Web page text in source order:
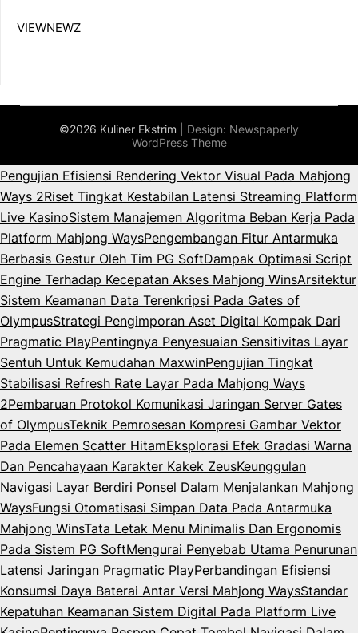
VIEWNEWZ
©2026 Kuliner Ekstrim | Design: Newspaperly
WordPress Theme
Pengujian Efisiensi Rendering Vektor Visual Pada Mahjong
Ways 2Riset Tingkat Kestabilan Latensi Streaming Platform
Live KasinoSistem Manajemen Algoritma Beban Kerja Pada
Platform Mahjong WaysPengembangan Fitur Antarmuka
Berbasis Gestur Oleh Tim PG SoftDampak Optimasi Script
Engine Terhadap Kecepatan Akses Mahjong WinsArsitektur
Sistem Keamanan Data Terenkripsi Pada Gates of
OlympusStrategi Pengimporan Aset Digital Kompak Dari
Pragmatic PlayPentingnya Penyesuaian Sensitivitas Layar
Sentuh Untuk Kemudahan MaxwinPengujian Tingkat
Stabilisasi Refresh Rate Layar Pada Mahjong Ways
2Pembaruan Protokol Komunikasi Jaringan Server Gates
of OlympusTeknik Pemrosesan Kompresi Gambar Vektor
Pada Elemen Scatter HitamEksplorasi Efek Gradasi Warna
Dan Pencahayaan Karakter Kakek ZeusKeunggulan
Navigasi Layar Berdiri Ponsel Dalam Menjalankan Mahjong
WaysFungsi Otomatisasi Simpan Data Pada Antarmuka
Mahjong WinsTata Letak Menu Minimalis Dan Ergonomis
Pada Sistem PG SoftMengurai Penyebab Utama Penurunan
Latensi Jaringan Pragmatic PlayPerbandingan Efisiensi
Konsumsi Daya Baterai Antar Versi Mahjong WaysStandar
Kepatuhan Keamanan Sistem Digital Pada Platform Live